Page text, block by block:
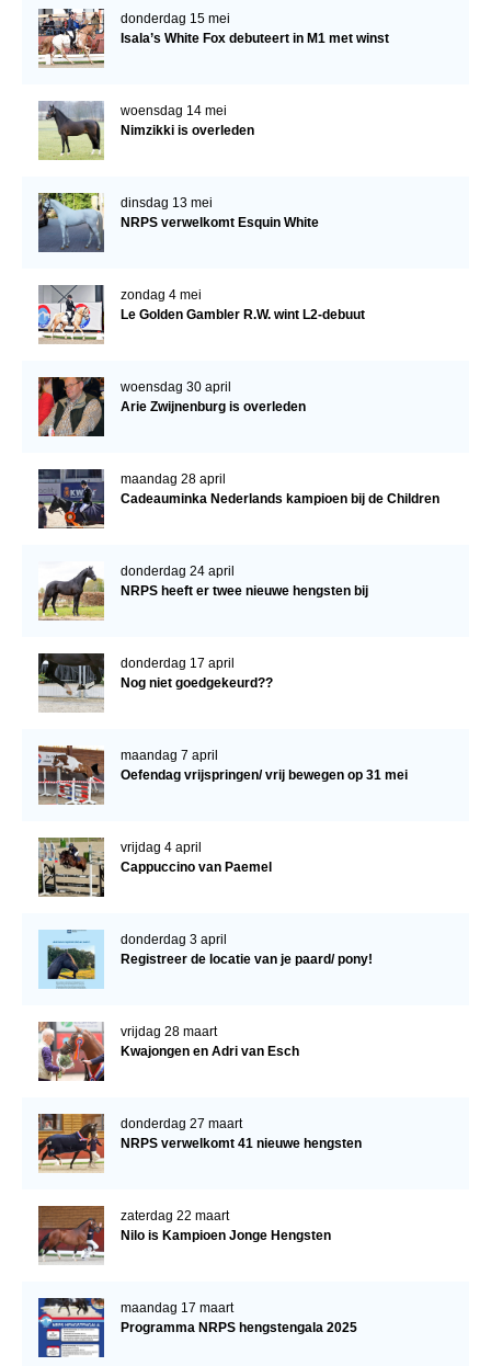
donderdag 15 mei
Isala’s White Fox debuteert in M1 met winst
woensdag 14 mei
Nimzikki is overleden
dinsdag 13 mei
NRPS verwelkomt Esquin White
zondag 4 mei
Le Golden Gambler R.W. wint L2-debuut
woensdag 30 april
Arie Zwijnenburg is overleden
maandag 28 april
Cadeauminka Nederlands kampioen bij de Children
donderdag 24 april
NRPS heeft er twee nieuwe hengsten bij
donderdag 17 april
Nog niet goedgekeurd??
maandag 7 april
Oefendag vrijspringen/ vrij bewegen op 31 mei
vrijdag 4 april
Cappuccino van Paemel
donderdag 3 april
Registreer de locatie van je paard/ pony!
vrijdag 28 maart
Kwajongen en Adri van Esch
donderdag 27 maart
NRPS verwelkomt 41 nieuwe hengsten
zaterdag 22 maart
Nilo is Kampioen Jonge Hengsten
maandag 17 maart
Programma NRPS hengstengala 2025